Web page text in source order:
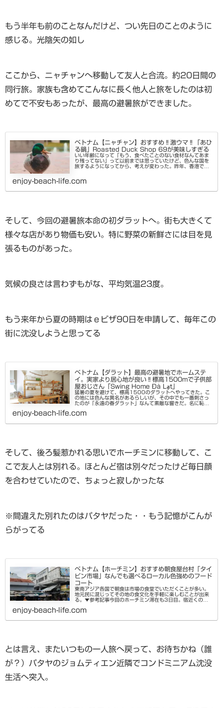
もう半年も前のことなんだけど、つい先日のことのように
感じる。光陰矢の如し
ここから、ニャチャンへ移動して友人と合流。約20日間の
同行旅。家族も含めてこんなに長く他人と旅をしたのは初
めてで不安もあったが、最高の避暑旅ができました。
ベトナム【ニャチャン】おすすめ‼激ウマ‼「あひ
る鍋」Roasted Duck Shop 69が美味しすぎる
いい年齢になって「もう、食べたことのない食材なんてあま
り残ってない」って以前までは思っていたけど、色んな国を
旅するようになってから、考えが変わった。昨年、香港で
enjoy-beach-life.com
そして、今回の避暑旅本命の初ダラットへ。街も大きくて
様々な店があり物価も安い。特に野菜の新鮮さには目を見
張るものがあった。
気候の良さは言わずもがな、平均気温23度。
もう来年から夏の時期はｅビザ90日を申請して、毎年この
街に沈没しようと思ってる
ベトナム【ダラット】最高の避暑地でホームステ
イ。実家より居心地が良い‼標高1500mで子供部
屋おじさん「Swing Home Đà Lạt」
猛暑の夏を避けて、標高1500のダラットへやってきた。こ
の地には色んな異名があるらしいが、その中でも一番刺さっ
たのが「永遠の春ダラット」なんて素敵な響きだ。名に恥じ
すぎるそんなダラット...
enjoy-beach-life.com
そして、後ろ髪惹かれる思いでホーチミンに移動して、こ
こで友人とは別れる。ほとんど宿は別々だったけど毎日顔
を合わせていたので、ちょっと寂しかったな
※間違えた別れたのはパタヤだった・・もう記憶がこんが
らがってる
ベトナム【ホーチミン】おすすめ朝食屋台村「タイ
ビン市場」なんでも選べるローカル色強めのフード
コート
東南アジア各国で朝食は市場の食堂でいただくことが多い。
地元民に混じってその地の食文化を手軽に楽しむことが出来
る。▼参考記事今回のホーチミン滞在も3日目。宿近くのロ
ローカル市場「タイビン市...
enjoy-beach-life.com
とは言え、またいつもの一人旅へ戻って、お待ちかね（誰
が？）パタヤのジョムティエン近隣でコンドミニアム沈没
生活へ突入。